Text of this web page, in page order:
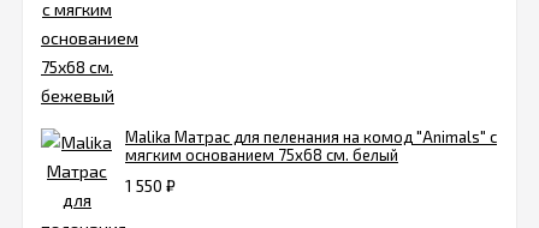
Malika Матрас для пеленания на комод "Animals" с
мягким основанием 75х68 см. белый
1 550 ₽